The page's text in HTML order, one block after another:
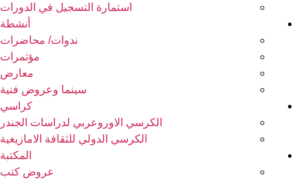
استمارة التسجيل في الدورات
أنشطة
ندوات/ محاضرات
مؤتمرات
معارض
سينما وعروض فنية
كراسي
الكرسي الاوروعربي لدراسات الجندر
الكرسي الدولي للثقافة الامازيغية
المكتبة
عروض كتب